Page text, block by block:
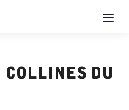
collines du